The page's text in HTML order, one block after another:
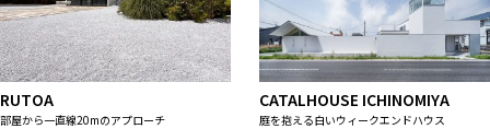
RUTOA
部屋から一直線20mのアプローチ
CATALHOUSE ICHINOMIYA
庭を抱える白いウィークエンドハウス